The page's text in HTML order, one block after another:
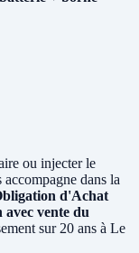
ou injecter le
dans la
d'Achat
avec vente du
sur 20 ans à Le